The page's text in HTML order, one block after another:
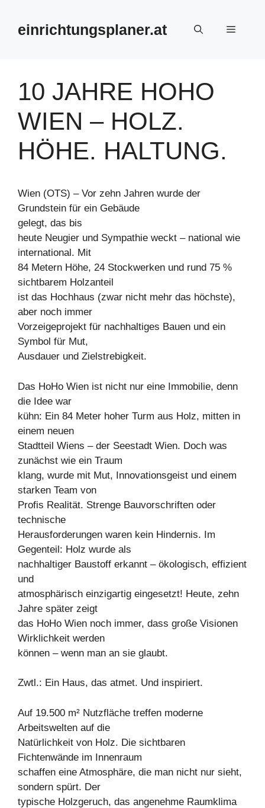
springeneinrichtungsplaner.at Menü
10 JAHRE HOHO
WIEN – HOLZ.
HÖHE. HALTUNG.
Wien (OTS) – Vor zehn Jahren wurde der
Grundstein für ein Gebäude
gelegt, das bis
heute Neugier und Sympathie weckt – national wie
international. Mit
84 Metern Höhe, 24 Stockwerken und rund 75 %
sichtbarem Holzanteil
ist das Hochhaus (zwar nicht mehr das höchste),
aber noch immer
Vorzeigeprojekt für nachhaltiges Bauen und ein
Symbol für Mut,
Ausdauer und Zielstrebigkeit.
Das HoHo Wien ist nicht nur eine Immobilie, denn
die Idee war
kühn: Ein 84 Meter hoher Turm aus Holz, mitten in
einem neuen
Stadtteil Wiens – der Seestadt Wien. Doch was
zunächst wie ein Traum
klang, wurde mit Mut, Innovationsgeist und einem
starken Team von
Profis Realität. Strenge Bauvorschriften oder
technische
Herausforderungen waren kein Hindernis. Im
Gegenteil: Holz wurde als
nachhaltiger Baustoff erkannt – ökologisch, effizient
und
atmosphärisch einzigartig eingesetzt! Heute, zehn
Jahre später zeigt
das HoHo Wien noch immer, dass große Visionen
Wirklichkeit werden
können – wenn man an sie glaubt.
Zwtl.: Ein Haus, das atmet. Und inspiriert.
Auf 19.500 m² Nutzfläche treffen moderne
Arbeitswelten auf die
Natürlichkeit von Holz. Die sichtbaren
Fichtenwände im Innenraum
schaffen eine Atmosphäre, die man nicht nur sieht,
sondern spürt. Der
typische Holzgeruch, das angenehme Raumklima